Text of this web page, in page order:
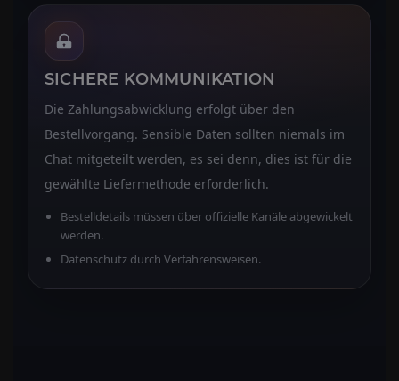
SICHERE KOMMUNIKATION
Die Zahlungsabwicklung erfolgt über den
Bestellvorgang. Sensible Daten sollten niemals im
Chat mitgeteilt werden, es sei denn, dies ist für die
gewählte Liefermethode erforderlich.
Bestelldetails müssen über offizielle Kanäle abgewickelt
werden.
Datenschutz durch Verfahrensweisen.